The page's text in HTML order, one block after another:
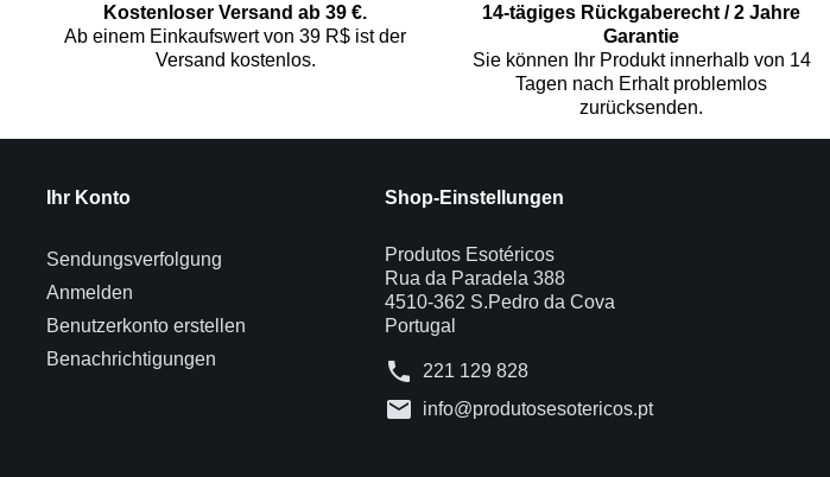
Kostenloser Versand ab 39 €.
Ab einem Einkaufswert von 39 R$ ist der
Versand kostenlos.
14-tägiges Rückgaberecht / 2 Jahre
Garantie
Sie können Ihr Produkt innerhalb von 14
Tagen nach Erhalt problemlos
zurücksenden.
Ihr Konto
Sendungsverfolgung
Anmelden
Benutzerkonto erstellen
Benachrichtigungen
Shop-Einstellungen
Produtos Esotéricos
Rua da Paradela 388
4510-362 S.Pedro da Cova
Portugal
phone 221 129 828
mail info@produtosesotericos.pt